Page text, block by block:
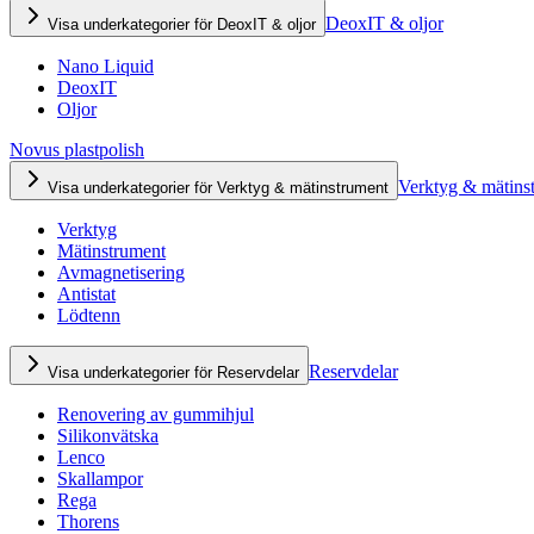
Visa underkategorier för DeoxIT & oljor DeoxIT & oljor
Nano Liquid
DeoxIT
Oljor
Novus plastpolish
Visa underkategorier för Verktyg & mätinstrument Verktyg &
Verktyg
Mätinstrument
Avmagnetisering
Antistat
Lödtenn
Visa underkategorier för Reservdelar Reservdelar
Renovering av gummihjul
Silikonvätska
Lenco
Skallampor
Rega
Thorens